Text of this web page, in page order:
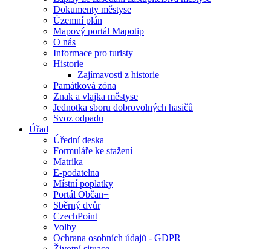
Dokumenty městyse
Územní plán
Mapový portál Mapotip
O nás
Informace pro turisty
Historie
Zajímavosti z historie
Památková zóna
Znak a vlajka městyse
Jednotka sboru dobrovolných hasičů
Svoz odpadu
Úřad
Úřední deska
Formuláře ke stažení
Matrika
E-podatelna
Místní poplatky
Portál Občan+
Sběrný dvůr
CzechPoint
Volby
Ochrana osobních údajů - GDPR